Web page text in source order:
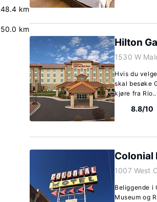
48.4 km
50.0 km
Hilton
1530 W
Hvis du
skal besøke
kjøre fra
8.8/10
Colonial
1007 West
Beliggende i
Museum og